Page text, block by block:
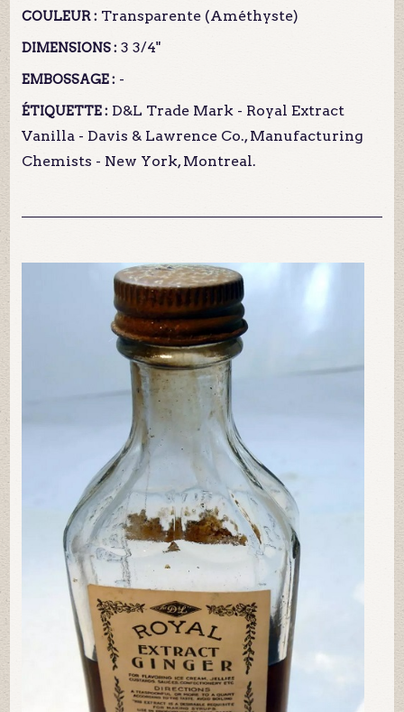
COULEUR : Transparente (Améthyste)
DIMENSIONS : 3 3/4"
EMBOSSAGE : -
ÉTIQUETTE : D&L Trade Mark - Royal Extract
Vanilla - Davis & Lawrence Co., Manufacturing
Chemists - New York, Montreal.